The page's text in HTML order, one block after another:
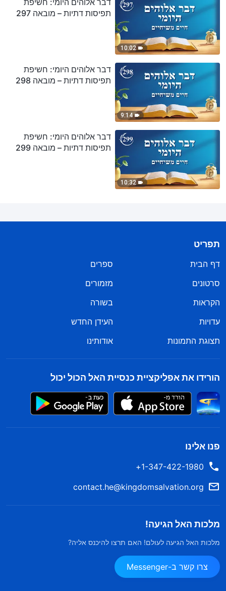
10:02
דבר אלוהים היומי: חשיפת
תפיסות דתיות – מובאה 297
9:14
דבר אלוהים היומי: חשיפת
תפיסות דתיות – מובאה 298
10:32
דבר אלוהים היומי: חשיפת
תפיסות דתיות – מובאה 299
תפריט
דף הבית
ספרים
סרטונים
מזמורים
הקראות
בשורה
עדויות
העידן החדש
תצוגת התמונות
אודותינו
הורידו את אפליקציית כנסיית האל הכול יכול
פנו אלינו
1-347-422-1980+
contact.he@kingdomsalvation.org
מלכות האל הגיעה!
מלכות האל הגיעה לעולם! האם תרצו להיכנס אליה?
צרו קשר ב-Messenger